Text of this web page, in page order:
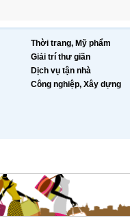
Thời trang, Mỹ phẩm
Giải trí thư giãn
Dịch vụ tận nhà
Công nghiệp, Xây dựng